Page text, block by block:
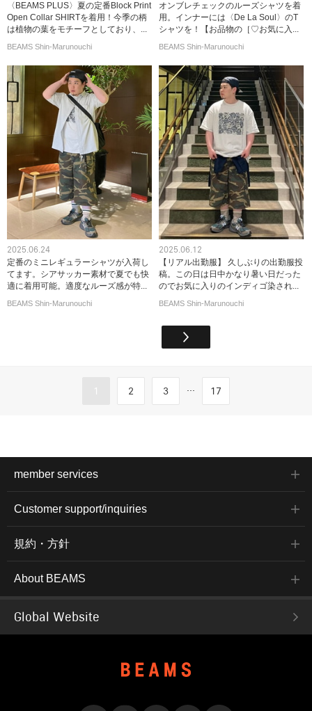
〈BEAMS PLUS〉夏の定番Block Print
Open Collar SHIRTを着用！今季の柄
は植物の葉をモチーフとしており、...
BEAMS Shin-Marunouchi
オンブレチェックのルーズシャツを着
用。インナーには〈De La Soul〉のT
シャツを！【お品物の［♡お気に入...
BEAMS Shin-Marunouchi
2025.06.24
定番のミニレギュラーシャツが入荷し
てます。シアサッカー素材で夏でも快
適に着用可能。適度なルーズ感が特...
BEAMS Shin-Marunouchi
2025.06.12
【リアル出勤服】 久しぶりの出勤服投
稿。この日は日中かなり暑い日だった
のでお気に入りのインディゴ染され...
BEAMS Shin-Marunouchi
1 2 3 ... 17
member services
Customer support/inquiries
規約・方針
About BEAMS
Global Website